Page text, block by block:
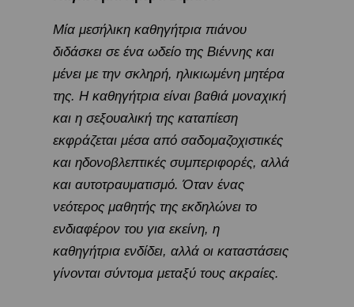
Μία μεσήλικη καθηγήτρια πιάνου
διδάσκει σε ένα ωδείο της Βιέννης και
μένει με την σκληρή, ηλικιωμένη μητέρα
της. Η καθηγήτρια είναι βαθιά μοναχική
και η σεξουαλική της καταπίεση
εκφράζεται μέσα από σαδομαζοχιστικές
και ηδονοβλεπτικές συμπεριφορές, αλλά
και αυτοτραυματισμό. Όταν ένας
νεότερος μαθητής της εκδηλώνει το
ενδιαφέρον του για εκείνη, η
καθηγήτρια ενδίδει, αλλά οι καταστάσεις
γίνονται σύντομα μεταξύ τους ακραίες.